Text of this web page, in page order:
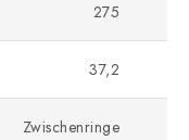
275
37,2
Zwischenringe